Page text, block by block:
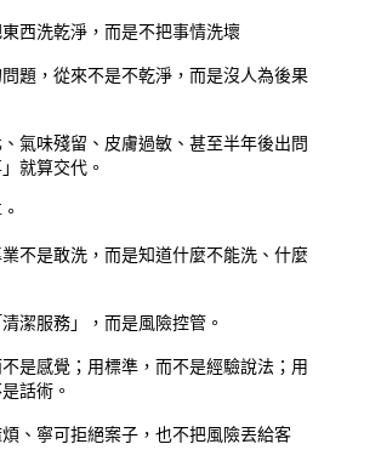
西洗乾淨，而是不把事情洗壞
題，從來不是不乾淨，而是沒人為後果
氣味殘留、皮膚過敏、甚至半年後出問
就算交代。
不是敢洗，而是知道什麼不能洗、什麼
潔服務」，而是風險控管。
是感覺；用標準，而不是經驗說法；用
話術。
、寧可拒絕案子，也不把風險丟給客